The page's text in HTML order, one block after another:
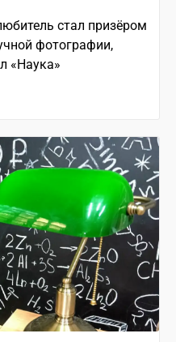
стал призёром
фотографии,
«Наука»